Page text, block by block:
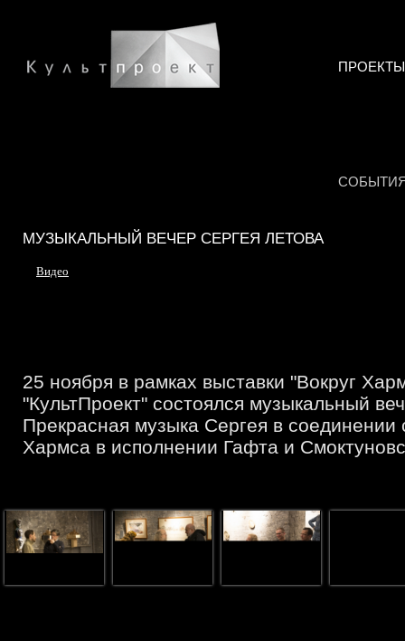
ПРОЕКТЫ
МУЗЫКАЛЬНЫЙ ВЕЧЕР СЕРГЕЯ ЛЕТОВА
Видео
25 ноября в рамках выставки "Вокруг
"КультПроект" состоялся музыкальный
Прекрасная музыка Сергея в соединении
Хармса в исполнении Гафта и